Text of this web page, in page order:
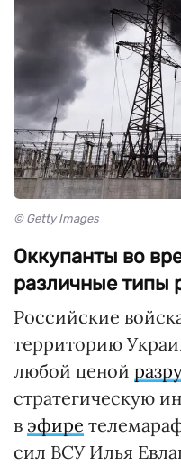
© Getty Images
Оккупанты во
различные типы
Российские
территорию
любой ценой
стратегическую
в эфире
сил ВСУ Илья